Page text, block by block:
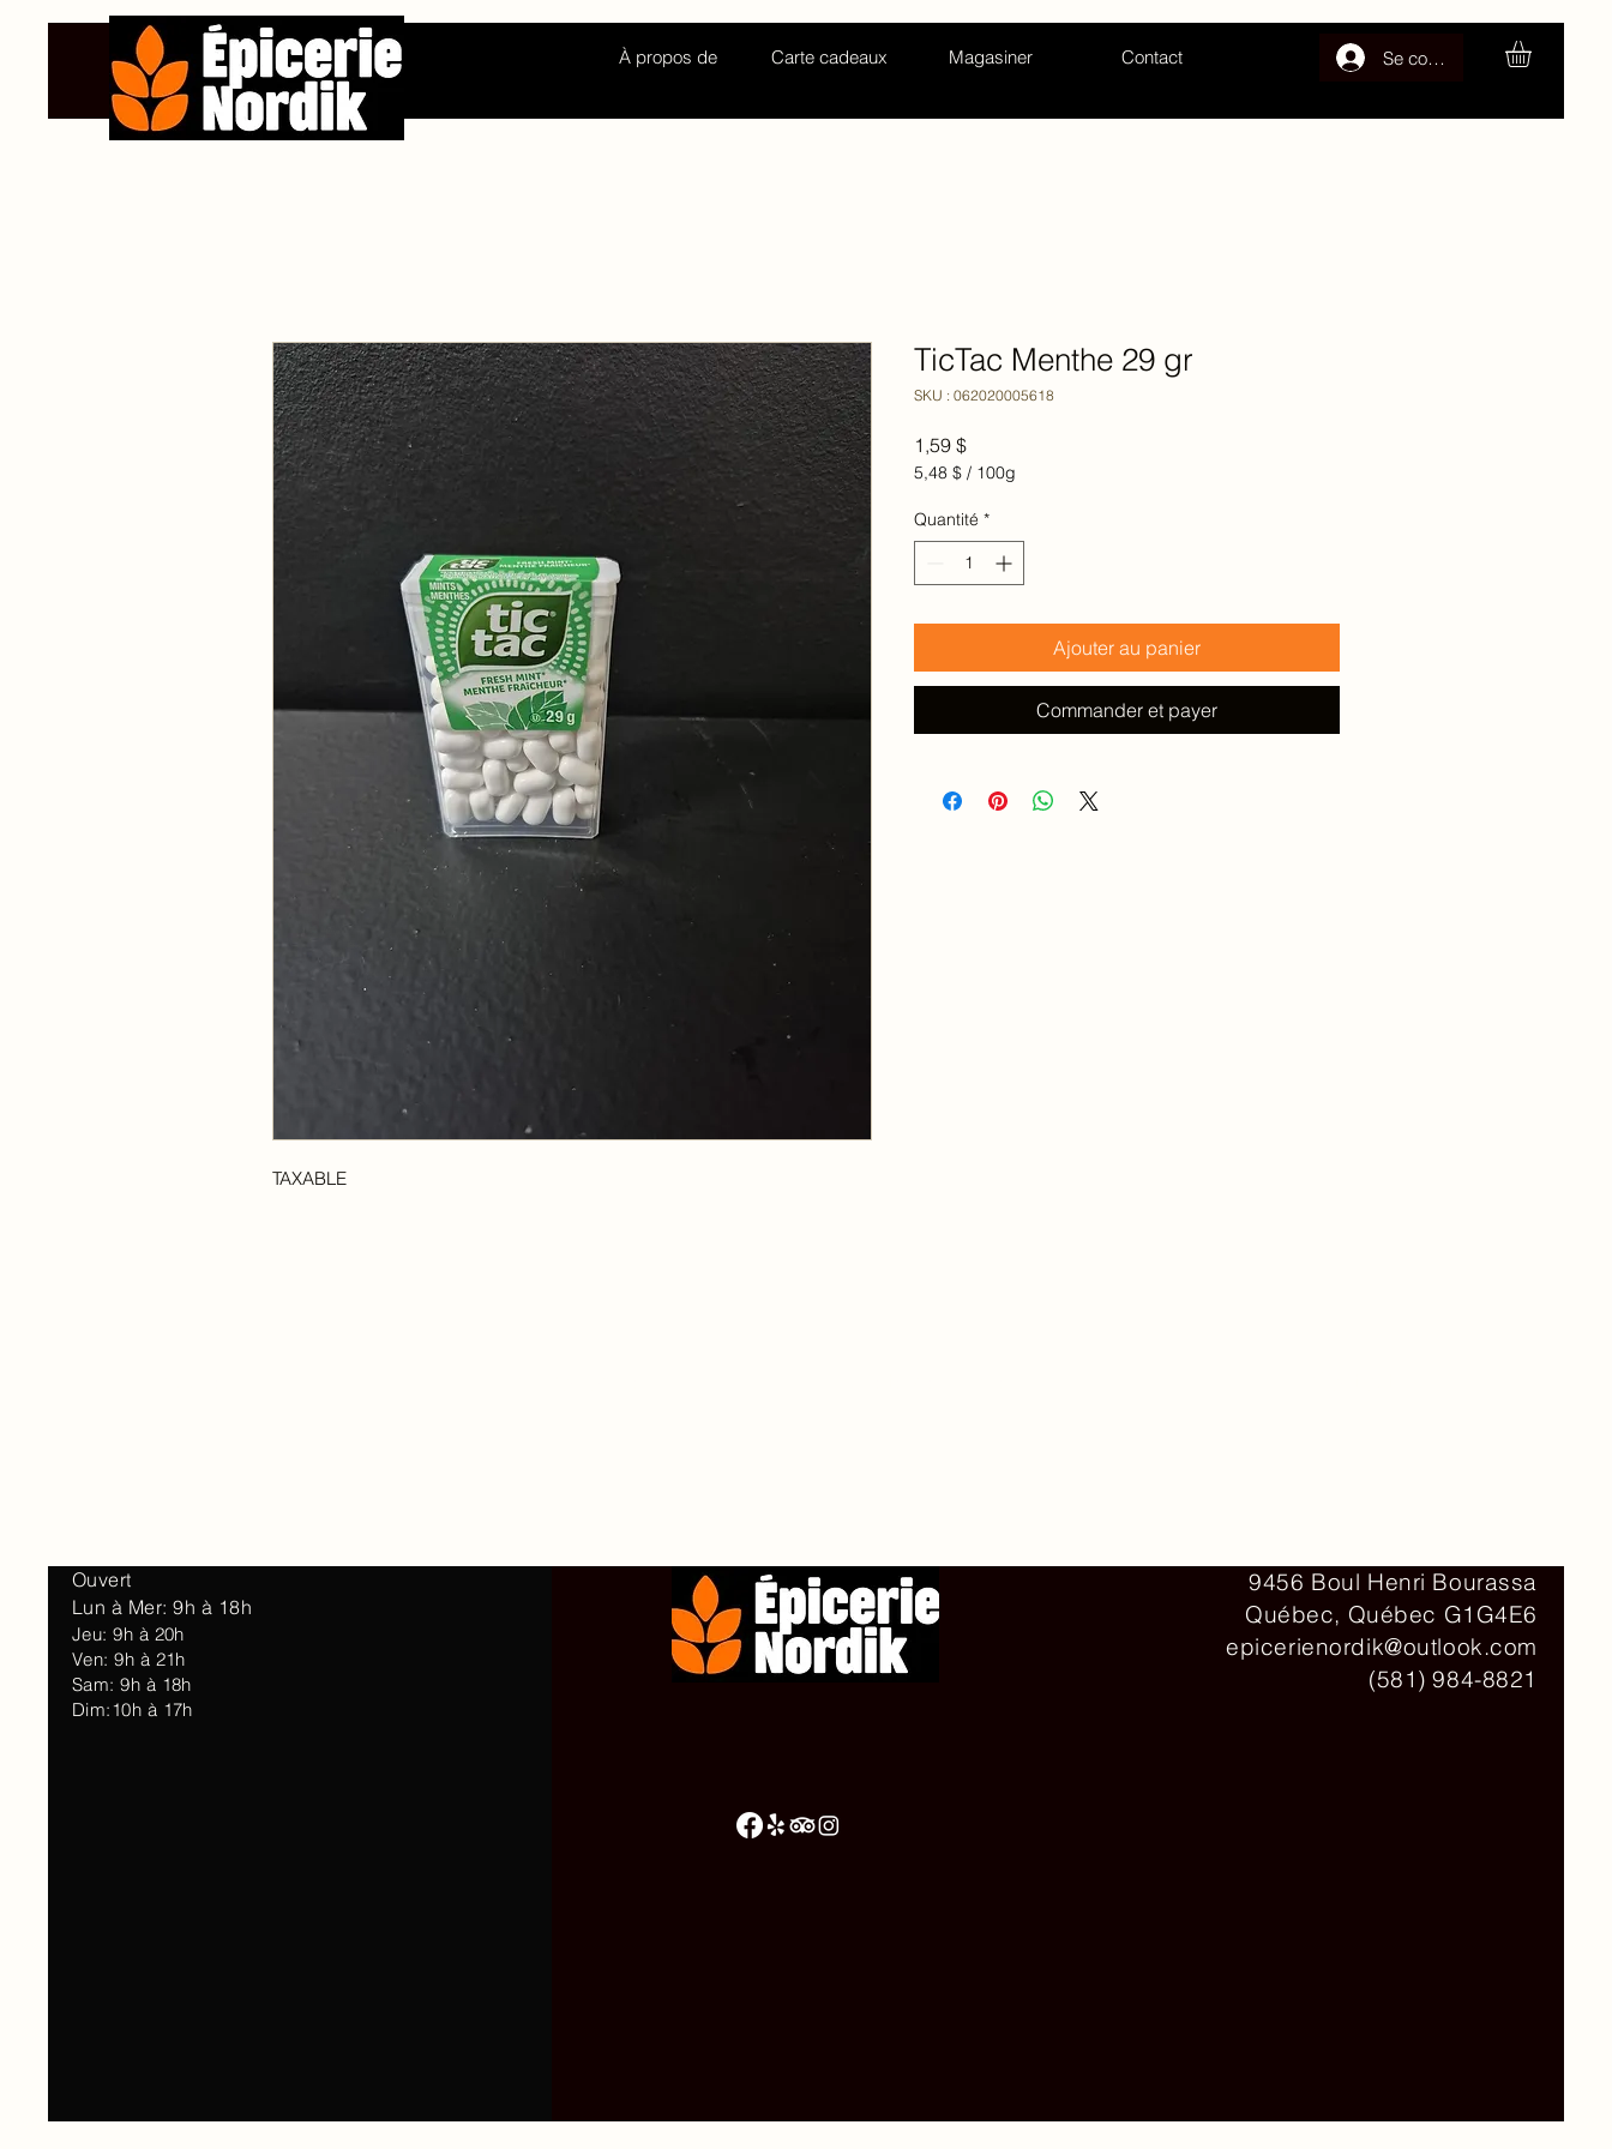
À propos de Carte cadeaux Magasiner Contact Se connecter
TAXABLE
TicTac Menthe 29 gr
SKU : 062020005618
1,59 $Prix
5,48 $ / 100g
pour
100
Grammes
Quantité *
Ajouter au panier
Commander et payer
Ouvert
Lun à Mer: 9h à 18h
Jeu: 9h à 20h
Ven: 9h à 21h
Sam: 9h à 18h
Dim:10h à 17h
9456 Boul Henri Bourassa
Québec, Québec G1G4E6
epicerienordik@outlook.com
(581) 984-8821